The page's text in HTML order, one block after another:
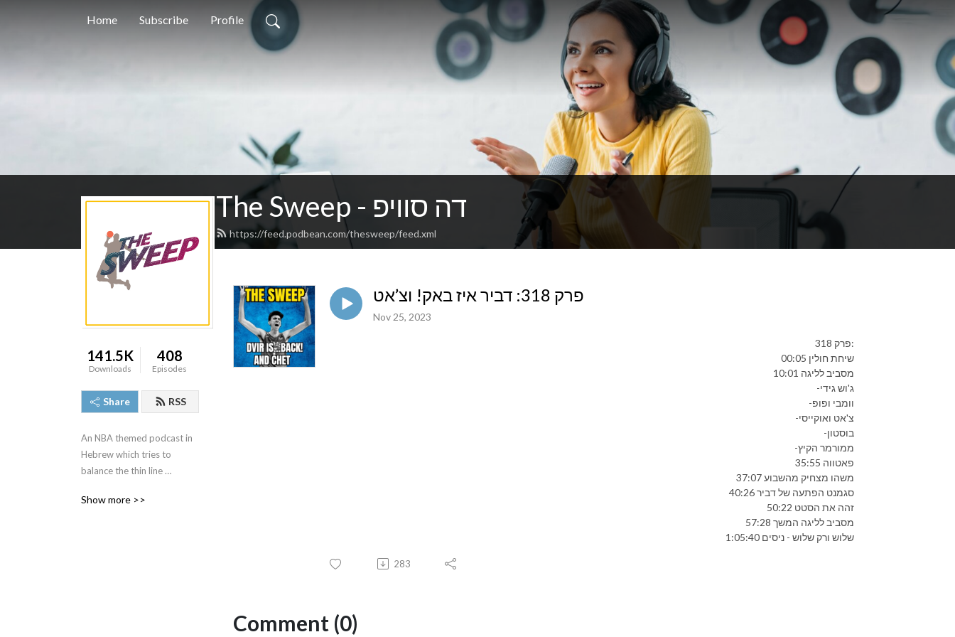
Home Subscribe Profile
The Sweep - דה סוויפ
https://feed.podbean.com/thesweep/feed.xml
141.5K
Downloads
408
Episodes
Share RSS
An NBA themed podcast in
Hebrew which tries to
balance the thin line
and nonsensical with
Show more >>
פרק 318: דביר איז באק! וצ’אט
Nov 25, 2023
פרק 318:
00:05 שיחת חולין
10:01 מסביב לליגה
-ג'וש גידי
-וומבי ופופ
-צ'אט ואוקייסי
-בוסטון
-ממורמר הקיץ
35:55 פאטווה
37:07 משהו מצחיק מהשבוע
40:26 סגמנט הפתעה של דביר
50:22 זהה את הסטט
57:28 מסביב לליגה המשך
1:05:40 שלוש ורק שלוש - ניסים
283
Comment (0)